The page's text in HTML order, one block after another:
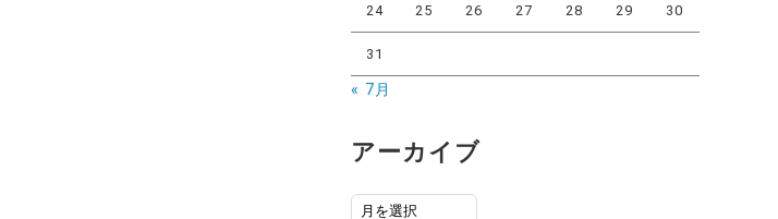
24 25 26 27 28 29 30
31
« 7月
アーカイブ
ア